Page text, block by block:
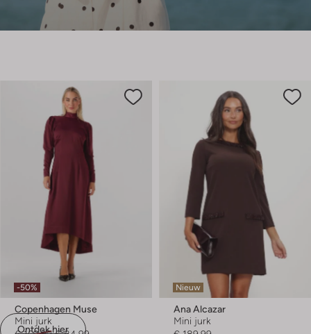
Ontdek hier
-50%
Copenhagen Muse
Mini jurk
Nieuw
Ana Alcazar
Mini jurk